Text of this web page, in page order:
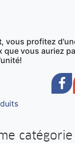
, vous profitez
que vous auriez
catégorie